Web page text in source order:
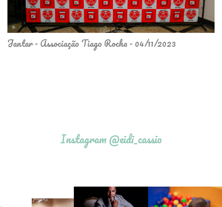
Jantar - Associação Tiago Rocha - 04/11/2023
Instagram @eidi_cassio